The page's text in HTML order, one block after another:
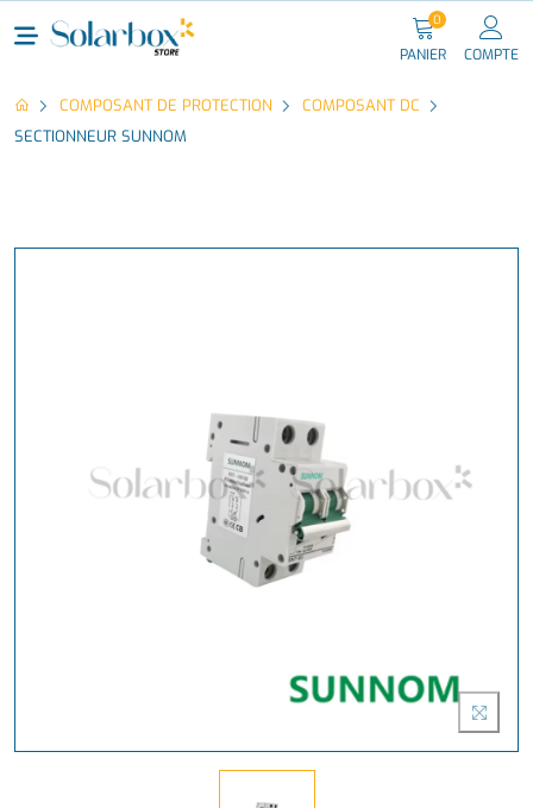
PANIER
0
COMPTE
COMPOSANT DE PROTECTION
COMPOSANT DC
SECTIONNEUR SUNNOM